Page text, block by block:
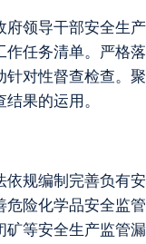
领导干部安全生
任务清单。严格
对性督查检查。
果的运用。
规编制完善负有
险化学品安全监
等安全生产监管